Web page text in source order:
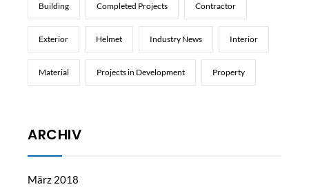
Building Completed Projects Contractor
Exterior Helmet Industry News Interior
Material Projects in Development Property
ARCHIV
März 2018